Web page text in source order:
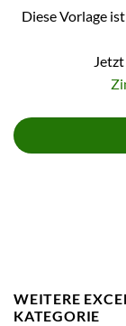
Diese Vorlage
WEITERE
KATEGORIE